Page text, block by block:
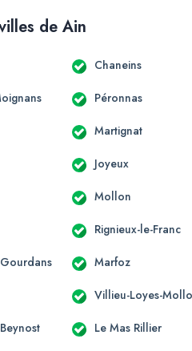
de Ain
Chaneins
Péronnas
Martignat
Joyeux
Mollon
Rignieux-le-Franc
Marfoz
Villieu-Loyes-
Le Mas Rillier